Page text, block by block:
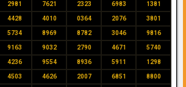
2981 7621 2323 6983 1381
4428 4010 0364 2076 3801
5734 8969 8782 3046 9816
9163 9032 2790 4671 5740
4236 9554 8936 5911 1298
4503 4626 2007 6851 8800